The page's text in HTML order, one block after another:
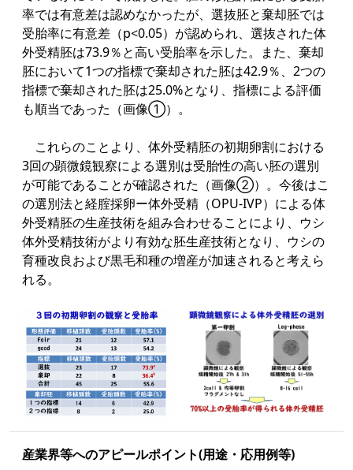
率では有意差は認めなかったが、選抜胚と棄却胚では
受胎率に有意差（p<0.05）が認められ、選抜された体
外受精胚は73.9％と高い受胎率を示した。また、棄却
胚において1つの指標で棄却された胚は42.9％、2つの
指標で棄却された胚は25.0%となり、指標による評価
も順当であった（画像①）。
これらのことより、体外受精胚の初期卵割における
3回の顕微鏡観察による選別は受胎性の高い胚の選別
が可能であることが確認された（画像②）。今後はこ
の選別法と経腟採卵ー体外受精（OPU-IVP）による体
外受精胚の生産技術を組み合わせることにより、ウシ
体外受精技術がより有効な胚生産技術となり、ウシの
育種改良および黒毛和種の増産が加速されると考えら
れる。
産業界等へのアピールポイント(用途・応用例等)